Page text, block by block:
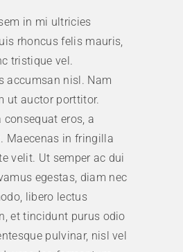
in mi ultricies
rhoncus felis mauris,
tristique vel.
accumsan nisl. Nam
ut auctor porttitor.
consequat eros, a
Maecenas in fringilla
velit. Ut semper ac dui
egestas, diam nec
libero lectus
et tincidunt purus odio
pulvinar, nisl vel